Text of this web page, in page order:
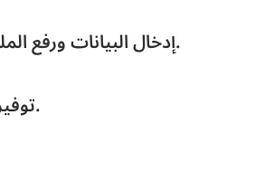
إدخال البيانات ورفع الملفات لأنظمة الأرشفة الالكترونية وفهرسة الملفات والوثائق.
توفير موظفين متخصصين للأرشفة الالكترونية وإدخال البيانات.